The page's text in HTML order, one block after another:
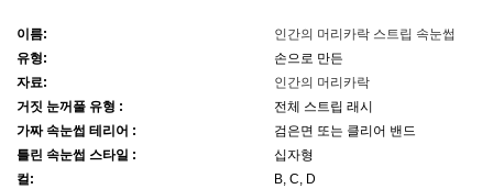
이름:
인간의 머리카락 스트립 속눈썹
유형:
손으로 만든
자료:
인간의 머리카락
거짓 눈꺼풀 유형 :
전체 스트립 래시
가짜 속눈썹 테리어 :
검은면 또는 클리어 밴드
틀린 속눈썹 스타일 :
십자형
컬:
B, C, D